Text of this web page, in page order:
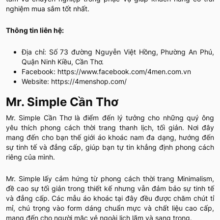
nghiệm mua sắm tốt nhất.
Thông tin liên hệ:
Địa chỉ: Số 73 đường Nguyễn Việt Hồng, Phường An Phú,
Quận Ninh Kiều, Cần Thơ.
Facebook: https://www.facebook.com/4men.com.vn
Website: https://4menshop.com/
Mr. Simple Cần Thơ
Mr. Simple Cần Thơ là điểm đến lý tưởng cho những quý ông
yêu thích phong cách thời trang thanh lịch, tối giản. Nơi đây
mang đến cho bạn thế giới áo khoác nam đa dạng, hướng đến
sự tinh tế và đẳng cấp, giúp bạn tự tin khẳng định phong cách
riêng của mình.
Mr. Simple lấy cảm hứng từ phong cách thời trang Minimalism,
đề cao sự tối giản trong thiết kế nhưng vẫn đảm bảo sự tinh tế
và đẳng cấp. Các mẫu áo khoác tại đây đều được chăm chút tỉ
mỉ, chú trọng vào form dáng chuẩn mực và chất liệu cao cấp,
mang đến cho người mặc vẻ ngoài lịch lãm và sang trọng.